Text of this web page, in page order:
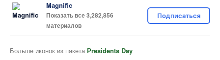
Magnific
Показать все 3,282,856
материалов
Подписаться
Больше иконок из пакета Presidents Day